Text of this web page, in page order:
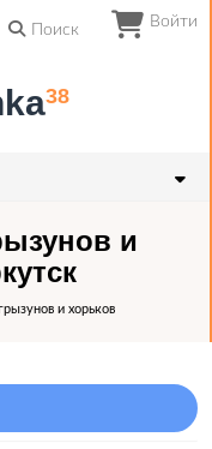
Войти
Поиск
38
и
и хорьков